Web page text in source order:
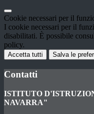
Cookie necessari per il
I cookie necessari per il
disabilitati. È possibile
policy.
Accetta tutti Salva le
Contatti
ISTITUTO
NAVARRA"